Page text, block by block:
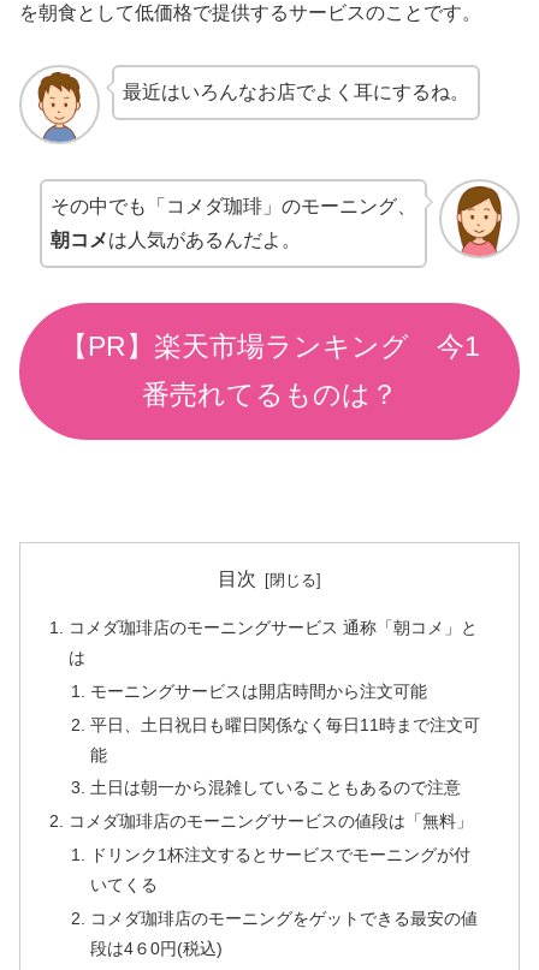
を朝食として低価格で提供するサービスのことです。
最近はいろんなお店でよく耳にするね。
その中でも「コメダ珈琲」のモーニング、
朝コメは人気があるんだよ。
【PR】楽天市場ランキング 今1
番売れてるものは？
目次
コメダ珈琲店のモーニングサービス 通称「朝コメ」と
は
モーニングサービスは開店時間から注文可能
平日、土日祝日も曜日関係なく毎日11時まで注文可
能
土日は朝一から混雑していることもあるので注意
コメダ珈琲店のモーニングサービスの値段は「無料」
ドリンク1杯注文するとサービスでモーニングが付
いてくる
コメダ珈琲店のモーニングをゲットできる最安の値
段は4６0円(税込)